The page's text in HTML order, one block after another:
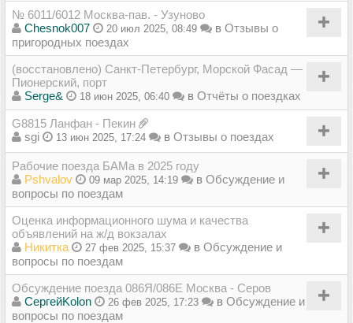
№ 6011/6012 Москва-пав. - Узуново
Chesnok007
20 июл 2025, 08:49 в Отзывы о
пригородных поездах
(восстановлено) Санкт-Петербург, Морской Фасад —
Пионерский, порт
Serge&
18 июн 2025, 06:40 в Отчёты о поездках
G8815 Ланфан - Пекин
sgi
13 июн 2025, 17:24 в Отзывы о поездах
Рабочие поезда БАМа в 2025 году
Pshvalov
09 мар 2025, 14:19 в Обсуждение и
вопросы по поездам
Оценка информационного шума и качества
объявлений на ж/д вокзалах
Никитка
27 фев 2025, 15:37 в Обсуждение и
вопросы по поездам
Обсуждение поезда 086Я/086Е Москва - Серов
СергейKolon
26 фев 2025, 17:23 в Обсуждение и
вопросы по поездам